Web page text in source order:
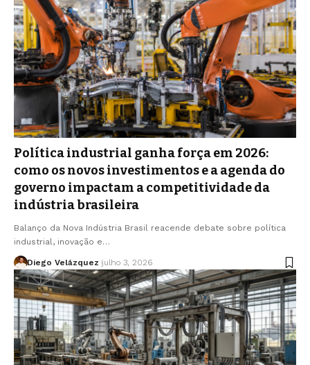
Política industrial ganha força em 2026:
como os novos investimentos e a agenda do
governo impactam a competitividade da
indústria brasileira
Balanço da Nova Indústria Brasil reacende debate sobre política
industrial, inovação e…
Diego Velázquez julho 3, 2026